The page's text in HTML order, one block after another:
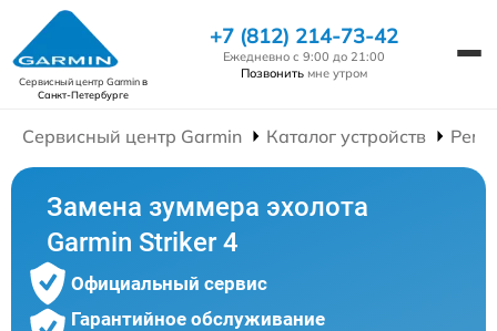
Сервисный центр Garminв
Санкт-Петербурге
+7 (812) 214-73-42
Ежедневно с 9:00 до 21:00
Позвонить мне утром
Сервисный центр Garmin Каталог устройств
Замена зуммера эхолота
Garmin Striker 4
Официальный сервис
Гарантийное обслуживание